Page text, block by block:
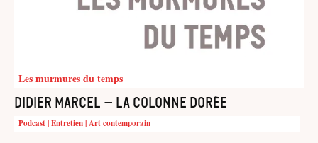
Les murmures du temps
Didier Marcel – La colonne dorée
Podcast | Entretien | Art contemporain